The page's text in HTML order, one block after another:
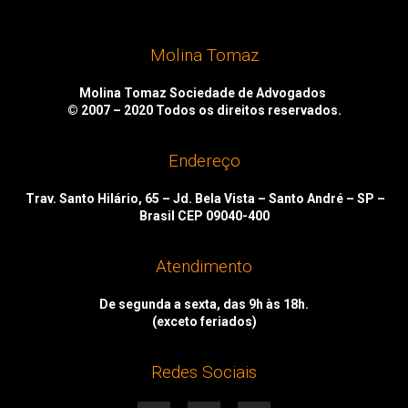
Molina Tomaz
Molina Tomaz Sociedade de Advogados
© 2007 – 2020 Todos os direitos reservados.
Endereço
Trav. Santo Hilário, 65 – Jd. Bela Vista – Santo André – SP –
Brasil CEP 09040-400
Atendimento
De segunda a sexta, das 9h às 18h.
(exceto feriados)
Redes Sociais